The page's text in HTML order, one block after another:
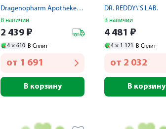
Dragenopharm Apotheker Puschl
В наличии
2 439 ₽
4 × 610 В Сплит
от 1 691
В корзину
DR. REDDY\'S LAB.
В наличии
4 481 ₽
4 × 1 121 В Сплит
от 2 032
В корзину